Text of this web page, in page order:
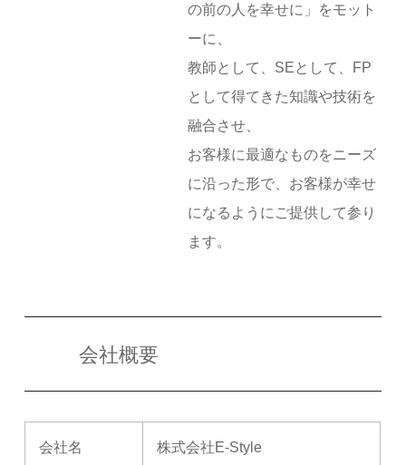
の前の人を幸せに」をモット
ーに、
教師として、SEとして、FP
として得てきた知識や技術を
融合させ、
お客様に最適なものをニーズ
に沿った形で、お客様が幸せ
になるようにご提供して参り
ます。
会社概要
会社名 株式会社E-Style